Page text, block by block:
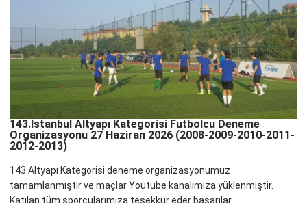
143.İstanbul Altyapı Kategorisi Futbolcu Deneme
Organizasyonu 27 Haziran 2026 (2008-2009-2010-2011-
2012-2013)
143.Altyapı Kategorisi deneme organizasyonumuz
tamamlanmıştır ve maçlar Youtube kanalımıza yüklenmiştir.
Katılan tüm sporcularımıza teşekkür eder başarılar...